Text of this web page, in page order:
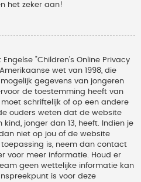
het zeker aan!
"Children’s Online Privacy
wet van 1998, die
gegevens van jongeren
de toestemming heeft van
schriftelijk of op een andere
ouders weten dat de website
jonger dan 13, heeft. Indien je
niet op jou of de website
is, neem dan contact
voor meer informatie. Houd er
geen wettelijke informatie kan
is voor deze